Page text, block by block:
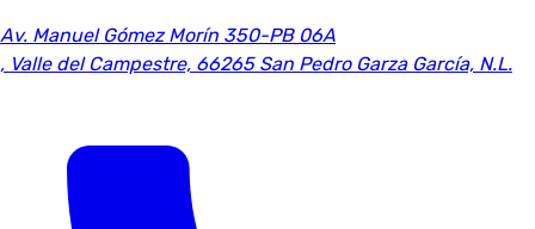
Av. Manuel Gómez Morín 350-PB 06A
, Valle del Campestre, 66265 San Pedro Garza García, N.L.